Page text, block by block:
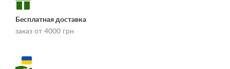
Бесплатная доставка
заказ от 4000 грн